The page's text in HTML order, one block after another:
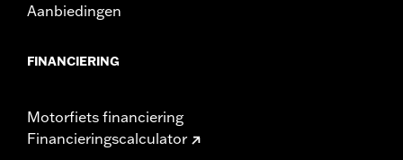
Aanbiedingen
FINANCIERING
Motorfiets financiering
Financieringscalculator